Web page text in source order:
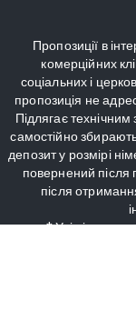
Пропозиції в
комерційних
соціальних і
пропозиція не
Підлягає
самостійно
депозит у розмірі
повернений після
після
* Усі ціни